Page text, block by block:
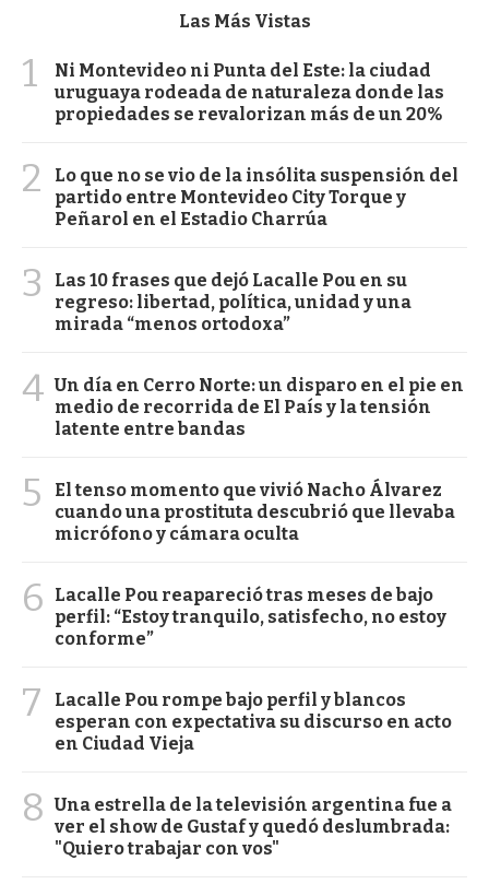
Las Más Vistas
1
Ni Montevideo ni Punta del Este: la ciudad
uruguaya rodeada de naturaleza donde las
propiedades se revalorizan más de un 20%
2
Lo que no se vio de la insólita suspensión del
partido entre Montevideo City Torque y
Peñarol en el Estadio Charrúa
3
Las 10 frases que dejó Lacalle Pou en su
regreso: libertad, política, unidad y una
mirada “menos ortodoxa”
4 Un día en Cerro Norte: un disparo en el pie en
medio de recorrida de El País y la tensión
latente entre bandas
5
El tenso momento que vivió Nacho Álvarez
cuando una prostituta descubrió que llevaba
micrófono y cámara oculta
6
Lacalle Pou reapareció tras meses de bajo
perfil: “Estoy tranquilo, satisfecho, no estoy
conforme”
7
Lacalle Pou rompe bajo perfil y blancos
esperan con expectativa su discurso en acto
en Ciudad Vieja
8 Una estrella de la televisión argentina fue a
ver el show de Gustaf y quedó deslumbrada:
"Quiero trabajar con vos"